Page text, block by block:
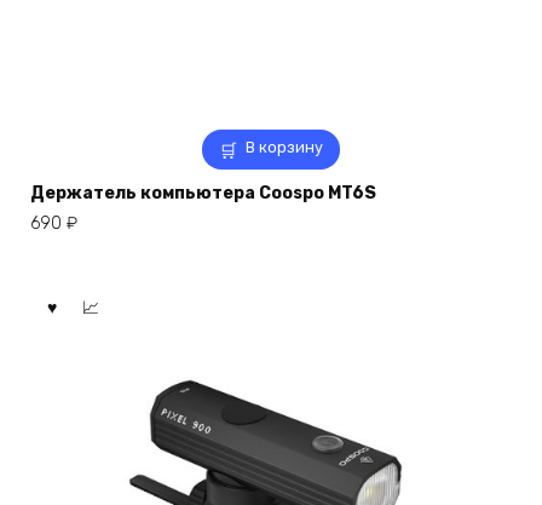
В корзину
Держатель компьютера Coospo MT6S
690 ₽